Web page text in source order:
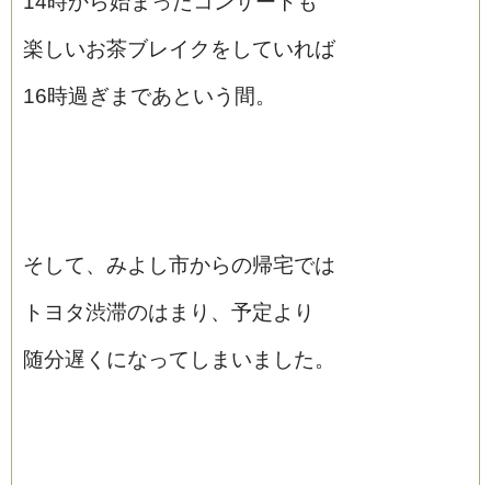
楽しいお茶ブレイクをしていれば
16時過ぎまであという間。
そして、みよし市からの帰宅では
トヨタ渋滞のはまり、予定より
随分遅くになってしまいました。